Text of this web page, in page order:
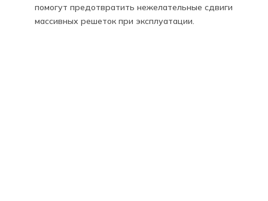
помогут предотвратить нежелательные сдвиги
массивных решеток при эксплуатации.